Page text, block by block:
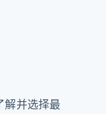
解并选择最